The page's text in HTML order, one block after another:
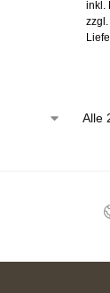
inkl.
zzgl.
Alle